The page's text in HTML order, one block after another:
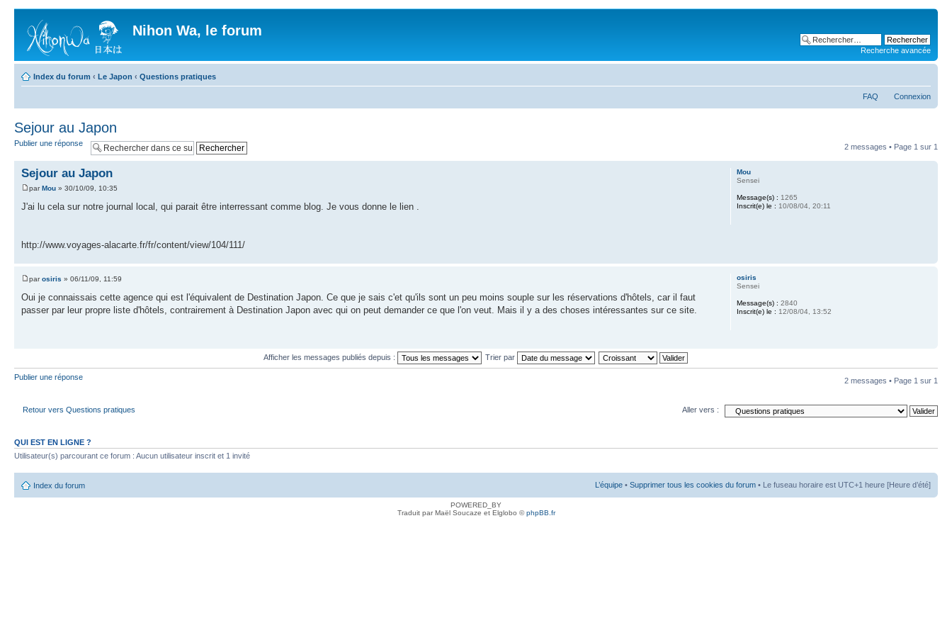
Nihon Wa, le forum
Recherche avancée
Index du forum ‹ Le Japon ‹ Questions pratiques
FAQ Connexion
Sejour au Japon
Publier une réponse 2 messages • Page 1 sur 1
Sejour au Japon
parMou » 30/10/09, 10:35
J'ai lu cela sur notre journal local, qui parait être interressant comme blog. Je vous donne le lien .
http://www.voyages-alacarte.fr/fr/content/view/104/111/
Mou
Sensei
Message(s) : 1265
Inscrit(e) le : 10/08/04, 20:11
parosiris » 06/11/09, 11:59
Oui je connaissais cette agence qui est l'équivalent de Destination Japon. Ce que je sais c'et qu'ils sont un peu moins souple sur les réservations d'hôtels, car il faut
passer par leur propre liste d'hôtels, contrairement à Destination Japon avec qui on peut demander ce que l'on veut. Mais il y a des choses intéressantes sur ce site.
osiris
Sensei
Message(s) : 2840
Inscrit(e) le : 12/08/04, 13:52
Afficher les messages publiés depuis : Trier par
Publier une réponse 2 messages • Page 1 sur 1
Retour vers Questions pratiques Aller vers :
QUI EST EN LIGNE ?
Utilisateur(s) parcourant ce forum : Aucun utilisateur inscrit et 1 invité
Index du forum L’équipe • Supprimer tous les cookies du forum • Le fuseau horaire est UTC+1 heure [Heure d’été]
POWERED_BY
Traduit par Maël Soucaze et Elglobo ©phpBB.fr